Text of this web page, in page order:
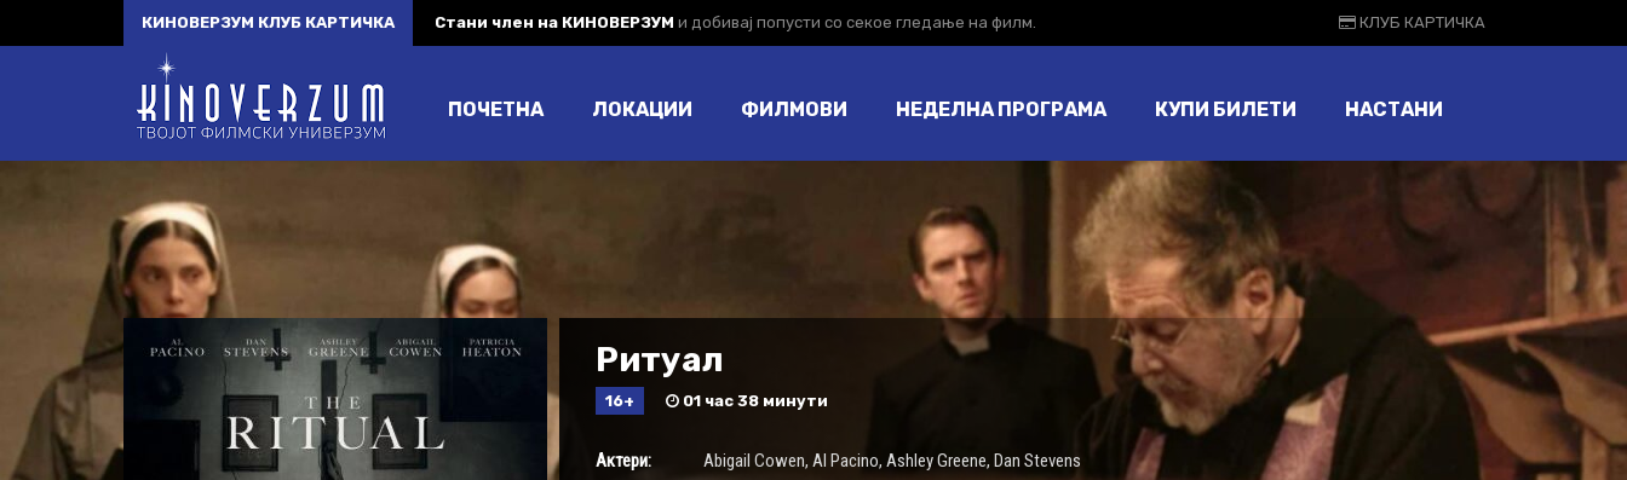
КИНОВЕРЗУМ КЛУБ КАРТИЧКА Стани член на КИНОВЕРЗУМ и добивај попусти со секое гледање на филм. КЛУБ КАРТИЧКА
ПОЧЕТНА ЛОКАЦИИ ФИЛМОВИ НЕДЕЛНА ПРОГРАМА КУПИ БИЛЕТИ НАСТАНИ
Ритуал
16+ 01 час 38 минути
Актери: Abigail Cowen, Al Pacino, Ashley Greene, Dan Stevens